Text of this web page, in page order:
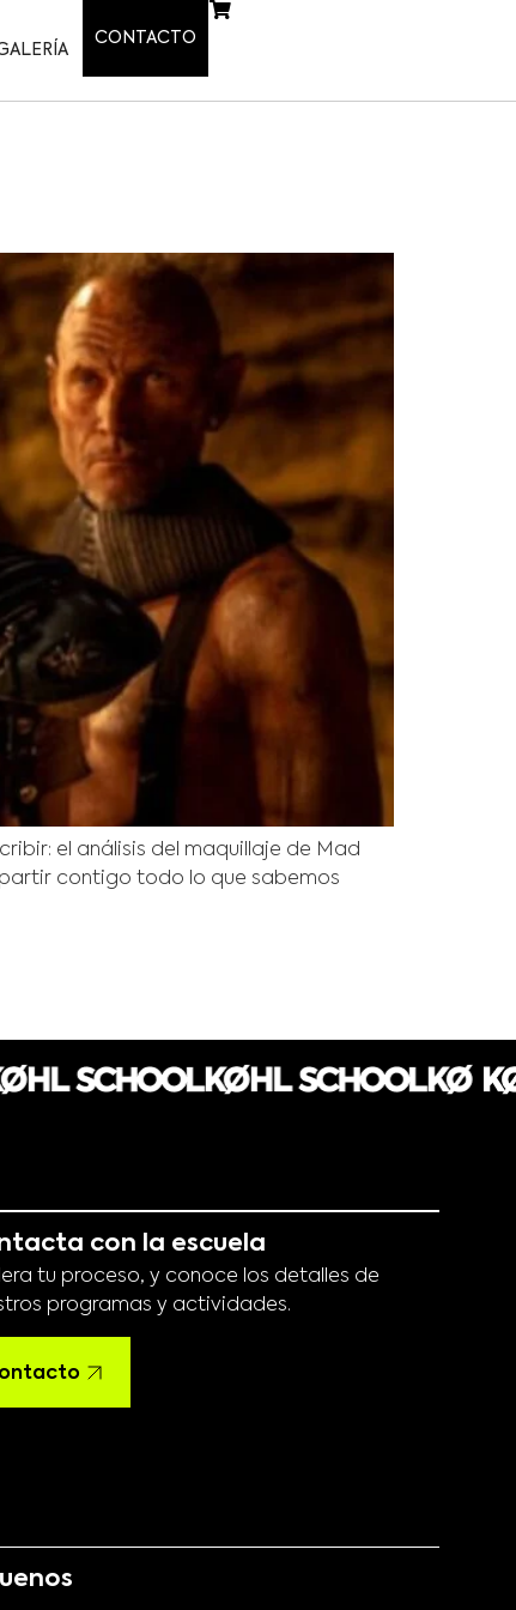
CONTACTO
el análisis del maquillaje de Mad
contigo todo lo que sabemos
con la escuela
tu proceso, y conoce los detalles de
programas y actividades.